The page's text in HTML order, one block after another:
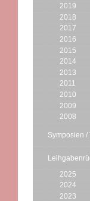
2019
2018
2017
2016
2015
2014
2013
2011
2010
2009
2008
Symposien /
2025
2024
2023